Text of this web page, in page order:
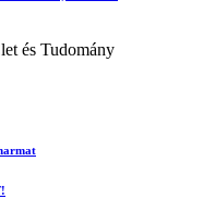
és Tudomány